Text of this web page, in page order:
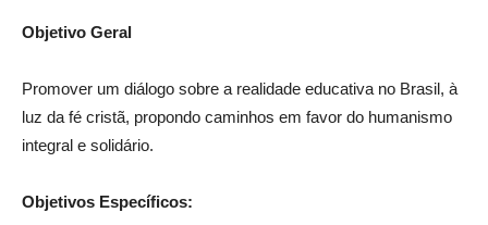
Objetivo Geral
Promover um diálogo sobre a realidade educativa no Brasil, à
luz da fé cristã, propondo caminhos em favor do humanismo
integral e solidário.
Objetivos Específicos: